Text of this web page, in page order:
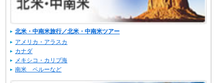
北米・中南米旅行／北米・中南米ツアー
アメリカ・アラスカ
カナダ
メキシコ・カリブ海
南米 ペルーなど